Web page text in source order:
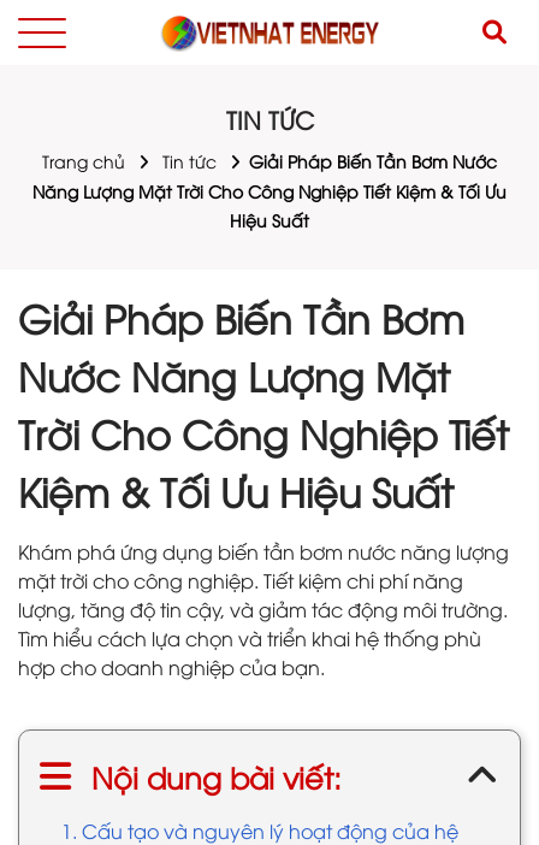
TIN TỨC
Trang chủ Tin tức
Giải Pháp Biến Tần Bơm Nước
Năng Lượng Mặt Trời Cho Công Nghiệp Tiết Kiệm & Tối Ưu
Hiệu Suất
Giải Pháp Biến Tần Bơm
Nước Năng Lượng Mặt
Trời Cho Công Nghiệp Tiết
Kiệm & Tối Ưu Hiệu Suất
Khám phá ứng dụng biến tần bơm nước năng lượng
mặt trời cho công nghiệp. Tiết kiệm chi phí năng
lượng, tăng độ tin cậy, và giảm tác động môi trường.
Tìm hiểu cách lựa chọn và triển khai hệ thống phù
hợp cho doanh nghiệp của bạn.
Nội dung bài viết:
1. Cấu tạo và nguyên lý hoạt động của hệ